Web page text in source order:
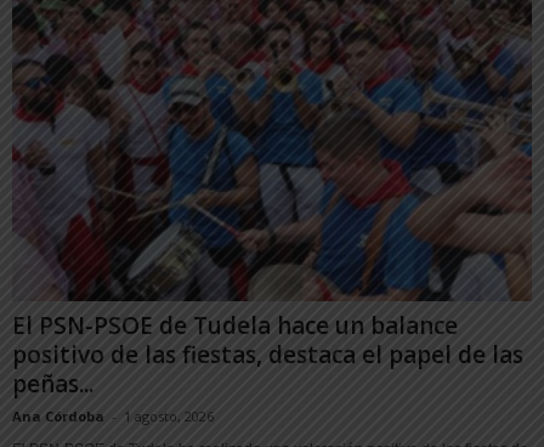
El PSN-PSOE de Tudela hace un balance
positivo de las fiestas, destaca el papel de las
peñas...
Ana Córdoba - 1 agosto, 2026